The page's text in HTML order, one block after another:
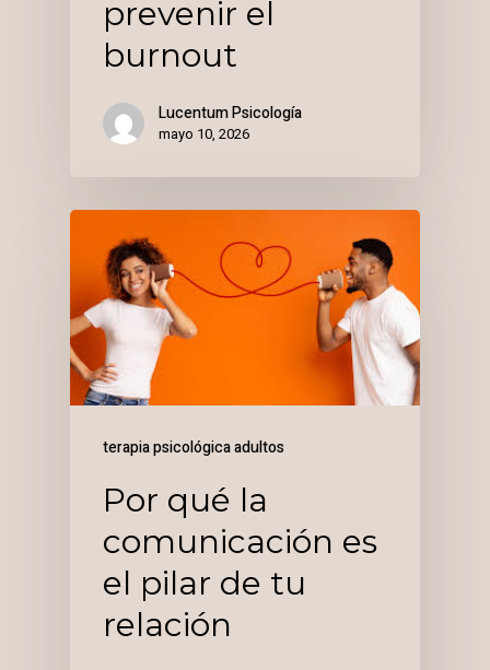
prevenir el
burnout
Lucentum Psicología
mayo 10, 2026
terapia psicológica adultos
Por qué la
comunicación es
el pilar de tu
relación